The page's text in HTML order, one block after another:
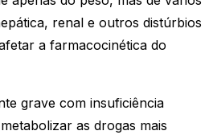
renal e outros distúrbios
a farmacocinética do
grave com insuficiência
as drogas mais